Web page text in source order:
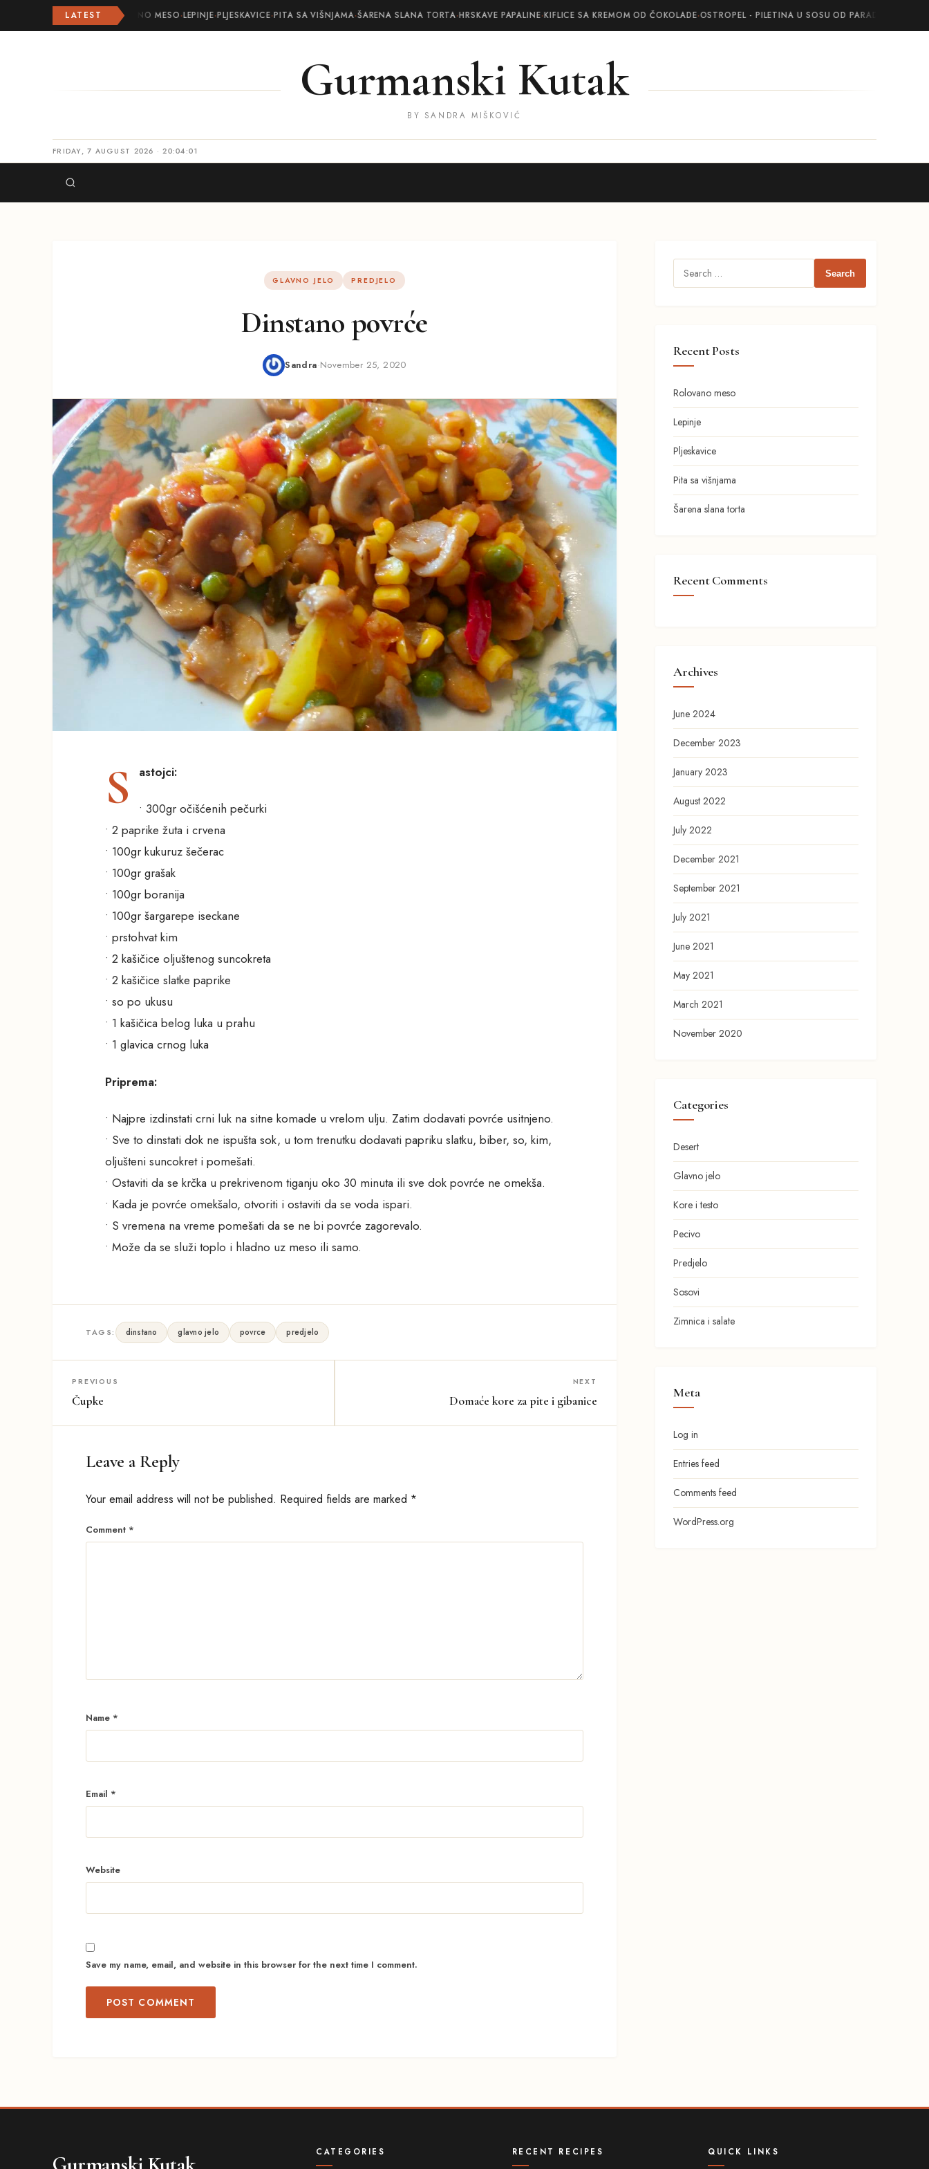
LATESTROLOVANO MESO·LEPINJE·PLJESKAVICE·PITA SA VIŠNJAMA·ŠARENA SLANA TORTA·HRSKAVE PAPALINE·KIFLICE SA KREMOM OD ČOKOLADE·OSTROPEL - PILETINA U SOSU OD PARADAJZA SA
Gurmanski Kutak
BY SANDRA MIŠKOVIĆ
FRIDAY, 7 AUGUST 2026 · 20:04:02
GLAVNO JELO PREDJELO
Dinstano povrće
Sandra·November 25, 2020
S astojci:
• 300gr očišćenih pečurki
• 2 paprike žuta i crvena
• 100gr kukuruz šečerac
• 100gr grašak
• 100gr boranija
• 100gr šargarepe iseckane
• prstohvat kim
• 2 kašičice oljuštenog suncokreta
• 2 kašičice slatke paprike
• so po ukusu
• 1 kašičica belog luka u prahu
• 1 glavica crnog luka
Priprema:
• Najpre izdinstati crni luk na sitne komade u vrelom ulju. Zatim dodavati povrće usitnjeno.
• Sve to dinstati dok ne ispušta sok, u tom trenutku dodavati papriku slatku, biber, so, kim,
oljušteni suncokret i pomešati.
• Ostaviti da se krčka u prekrivenom tiganju oko 30 minuta ili sve dok povrće ne omekša.
• Kada je povrće omekšalo, otvoriti i ostaviti da se voda ispari.
• S vremena na vreme pomešati da se ne bi povrće zagorevalo.
• Može da se služi toplo i hladno uz meso ili samo.
TAGS: dinstano glavno jelo povrce predjelo
PREVIOUS
Čupke
NEXT
Domaće kore za pite i gibanice
Leave a Reply
Your email address will not be published. Required fields are marked *
Comment *
Name *
Email *
Website
Save my name, email, and website in this browser for the next time I comment.
Search
for:
Recent Posts
Rolovano meso
Lepinje
Pljeskavice
Pita sa višnjama
Šarena slana torta
Recent Comments
Archives
June 2024
December 2023
January 2023
August 2022
July 2022
December 2021
September 2021
July 2021
June 2021
May 2021
March 2021
November 2020
Categories
Desert
Glavno jelo
Kore i testo
Pecivo
Predjelo
Sosovi
Zimnica i salate
Meta
Log in
Entries feed
Comments feed
WordPress.org
CATEGORIES RECENT RECIPES QUICK LINKS